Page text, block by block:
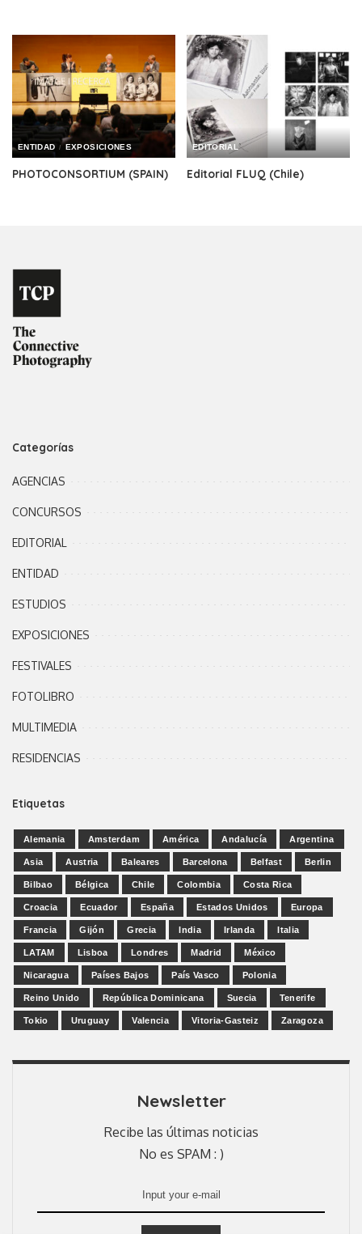
ENTIDAD EXPOSICIONES
PHOTOCONSORTIUM (SPAIN)
EDITORIAL
Editorial FLUQ (Chile)
Categorías
AGENCIAS
CONCURSOS
EDITORIAL
ENTIDAD
ESTUDIOS
EXPOSICIONES
FESTIVALES
FOTOLIBRO
MULTIMEDIA
RESIDENCIAS
Etiquetas
Alemania Amsterdam América Andalucía Argentina
Asia Austria Baleares Barcelona Belfast Berlin
Bilbao Bélgica Chile Colombia Costa Rica
Croacia Ecuador España Estados Unidos Europa
Francia Gijón Grecia India Irlanda Italia
LATAM Lisboa Londres Madrid México
Nicaragua Países Bajos País Vasco Polonia
Reino Unido República Dominicana Suecia Tenerife
Tokio Uruguay Valencia Vitoria-Gasteiz Zaragoza
Newsletter
Recibe las últimas noticias
No es SPAM : )